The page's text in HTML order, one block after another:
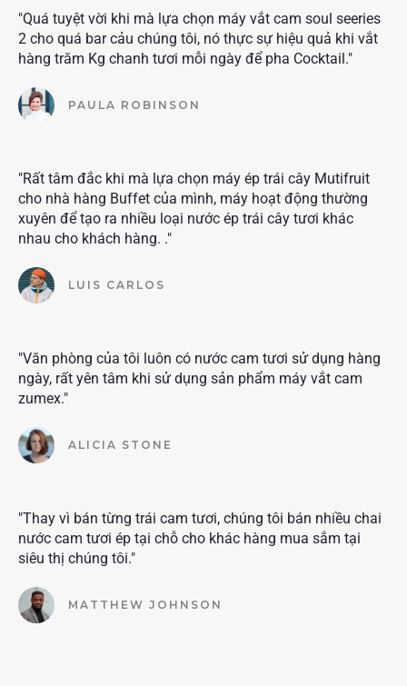
"Quá tuyệt vời khi mà lựa chọn máy vắt cam soul seeries
2 cho quá bar cảu chúng tôi, nó thực sự hiệu quả khi vắt
hàng trăm Kg chanh tươi mỗi ngày để pha Cocktail."
PAULA ROBINSON
"Rất tâm đắc khi mà lựa chọn máy ép trái cây Mutifruit
cho nhà hàng Buffet của mình, máy hoạt động thường
xuyên để tạo ra nhiều loại nước ép trái cây tươi khác
nhau cho khách hàng. ."
LUIS CARLOS
"Văn phòng của tôi luôn có nước cam tươi sử dụng hàng
ngày, rất yên tâm khi sử dụng sản phẩm máy vắt cam
zumex."
ALICIA STONE
"Thay vì bán từng trái cam tươi, chúng tôi bán nhiều chai
nước cam tươi ép tại chỗ cho khác hàng mua sắm tại
siêu thị chúng tôi."
MATTHEW JOHNSON